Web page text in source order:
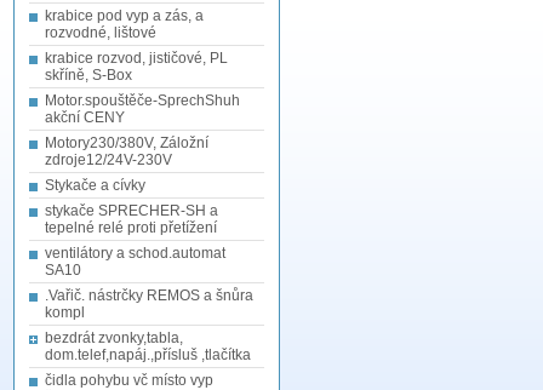
krabice pod vyp a zás, a
rozvodné, lištové
krabice rozvod, jističové, PL
skříně, S-Box
Motor.spouštěče-SprechShuh
akční CENY
Motory230/380V, Záložní
zdroje12/24V-230V
Stykače a cívky
stykače SPRECHER-SH a
tepelné relé proti přetížení
ventilátory a schod.automat
SA10
.Vařič. nástrčky REMOS a šnůra
kompl
bezdrát zvonky,tabla,
dom.telef,napáj.,přísluš ,tlačítka
čidla pohybu vč místo vyp